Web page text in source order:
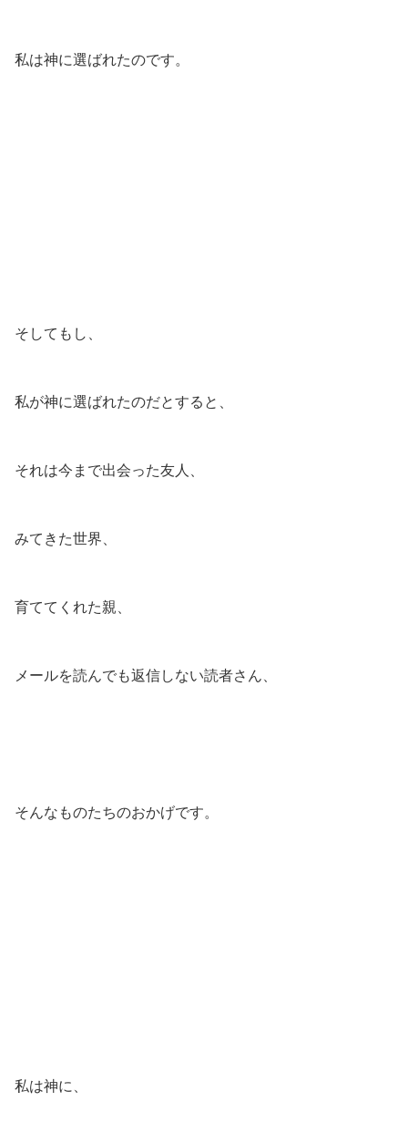
私は神に選ばれたのです。
そしてもし、
私が神に選ばれたのだとすると、
それは今まで出会った友人、
みてきた世界、
育ててくれた親、
メールを読んでも返信しない読者さん、
そんなものたちのおかげです。
私は神に、